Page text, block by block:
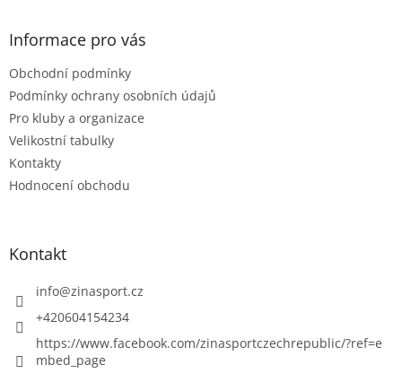
Informace pro vás
Obchodní podmínky
Podmínky ochrany osobních údajů
Pro kluby a organizace
Velikostní tabulky
Kontakty
Hodnocení obchodu
Kontakt
info@zinasport.cz
+420604154234
https://www.facebook.com/zinasportczechrepublic/?ref=e
mbed_page